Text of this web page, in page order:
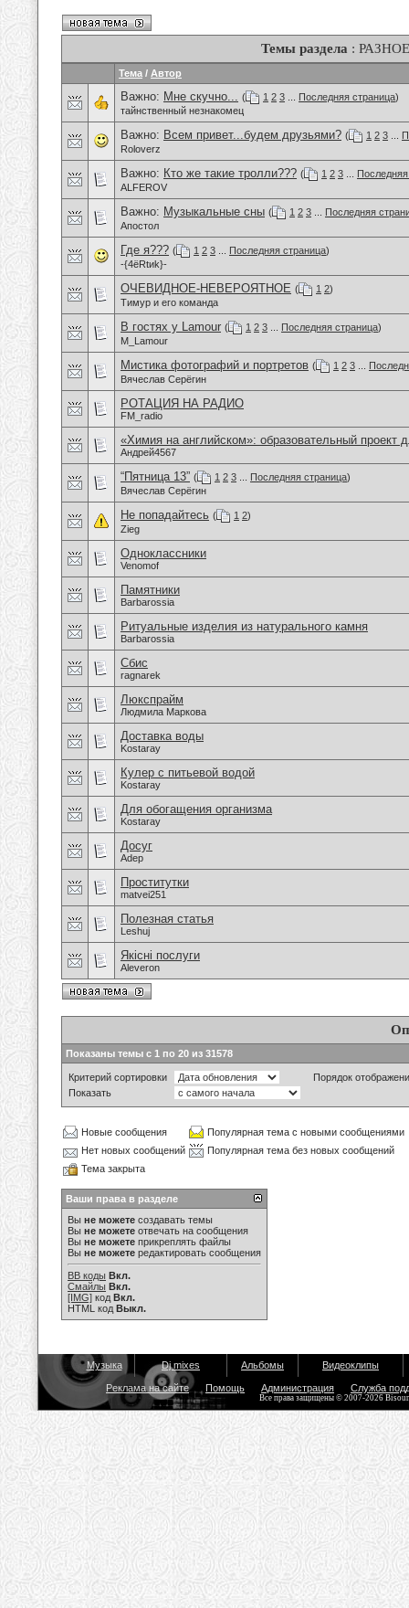
Темы раздела : РАЗНОЕ
Тема / Автор
Важно: Мне скучно... ( 1 2 3 Последняя страница)
тайнственный незнакомец
Важно: Всем привет...будем друзьями? ( 1 2 3
Roloverz
Важно: Кто же такие тролли??? ( 1 2 3
ALFEROV
Важно: Музыкальные сны ( 1 2 3
Последняя
Апостол
Где я??? ( 1 2 3 Последняя страница)
-{4ёRtиk}-
ОЧЕВИДНОЕ-НЕВЕРОЯТНОЕ ( 1 2)
Тимур и его команда
В гостях у Lamour ( 1 2 3 Последняя страница)
M_Lamour
Мистика фотографий и портретов ( 1 2 3
Вячеслав Серёгин
РОТАЦИЯ НА РАДИО
FM_radio
«Химия на английском»: образовательный проект
Андрей4567
“Пятница 13” ( 1 2 3 Последняя страница)
Вячеслав Серёгин
Не попадайтесь ( 1 2)
Zieg
Одноклассники
Venomof
Памятники
Barbarossia
Ритуальные изделия из натурального камня
Barbarossia
Сбис
ragnarek
Люкспрайм
Людмила Маркова
Доставка воды
Kostaray
Кулер с питьевой водой
Kostaray
Для обогащения организма
Kostaray
Досуг
Adep
Проститутки
matvei251
Полезная статья
Leshuj
Якісні послуги
Aleveron
Показаны темы с 1 по 20 из 31578
Критерий сортировки
Порядок
Показать
Новые сообщения
Популярная тема с новыми сообщениями
Нет новых сообщений
Популярная тема без новых сообщений
Тема закрыта
Ваши права в разделе
Вы не можете создавать темы
Вы не можете отвечать на сообщения
Вы не можете прикреплять файлы
Вы не можете редактировать сообщения
BB коды Вкл.
Смайлы Вкл.
[IMG] код Вкл.
HTML код Выкл.
Музыка Dj mixes Альбомы Видеоклипы
Реклама на сайте Помощь Администрация Служба
Все права защищены © 2007-2026